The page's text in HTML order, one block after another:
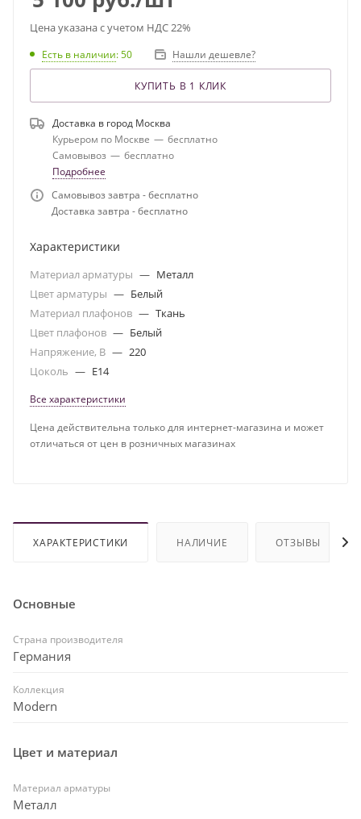
Цена указана с учетом НДС 22%
Есть в наличии: 50 Нашли дешевле?
КУПИТЬ В 1 КЛИК
Доставка в город Москва
Курьером по Москве — бесплатно
Самовывоз — бесплатно
Подробнее
Самовывоз завтра - бесплатно
Доставка завтра - бесплатно
Характеристики
Материал арматуры — Металл
Цвет арматуры — Белый
Материал плафонов — Ткань
Цвет плафонов — Белый
Напряжение, В — 220
Цоколь — E14
Все характеристики
Цена действительна только для интернет-магазина и может
отличаться от цен в розничных магазинах
ХАРАКТЕРИСТИКИ НАЛИЧИЕ ОТЗЫВЫ
Основные
Страна производителя
Германия
Коллекция
Modern
Цвет и материал
Материал арматуры
Металл